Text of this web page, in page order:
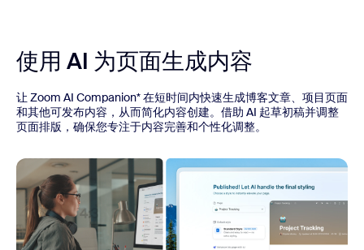
使用 AI 为页面生成内容
让 Zoom AI Companion* 在短时间内快速生成博客文章、项目页面
和其他可发布内容，从而简化内容创建。借助 AI 起草初稿并调整
页面排版，确保您专注于内容完善和个性化调整。